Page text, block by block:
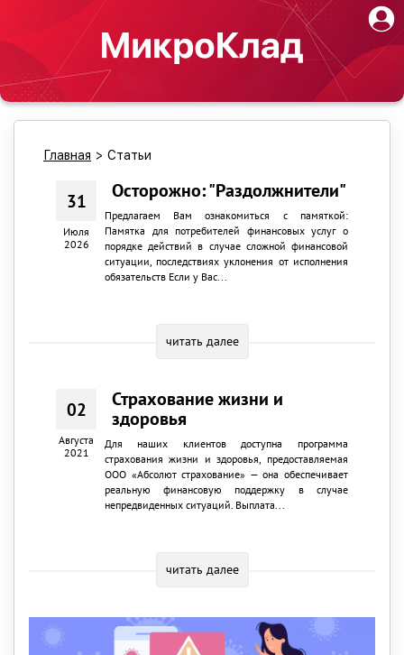
Главная > Статьи
31
Июля
2026
Осторожно: "Раздолжнители"
Предлагаем Вам ознакомиться с памяткой:
Памятка для потребителей финансовых услуг о
порядке действий в случае сложной финансовой
ситуации, последствиях уклонения от исполнения
обязательств Если у Вас...
читать далее
02
Августа
2021
Страхование жизни и
здоровья
Для наших клиентов доступна программа
страхования жизни и здоровья, предоставляемая
ООО «Абсолют страхование» — она обеспечивает
реальную финансовую поддержку в случае
непредвиденных ситуаций. Выплата...
читать далее